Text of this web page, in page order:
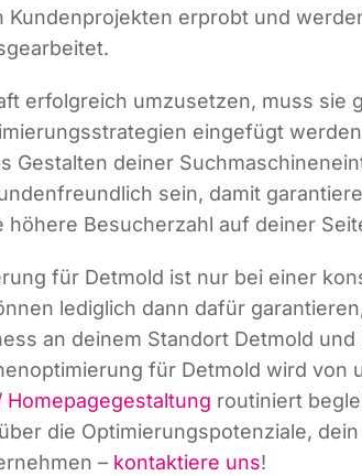
Kun­den­pro­jek­ten erprobt und
erfolg­reich umzu­set­zen, muss sie
ein­ge­fügt
Gestal­ten dei­ner
sein, damit
Besu­cher­zahl auf dei­ner
für Det­mold ist nur bei einer
ledig­lich dann dafür
an dei­nem Stand­ort Det­mold und
für Det­mold wird von
Home­page­ge­stal­tung rou­ti­niert
die Opti­mie­rungs­po­ten­zia­le,
– kon­tak­tie­re uns!